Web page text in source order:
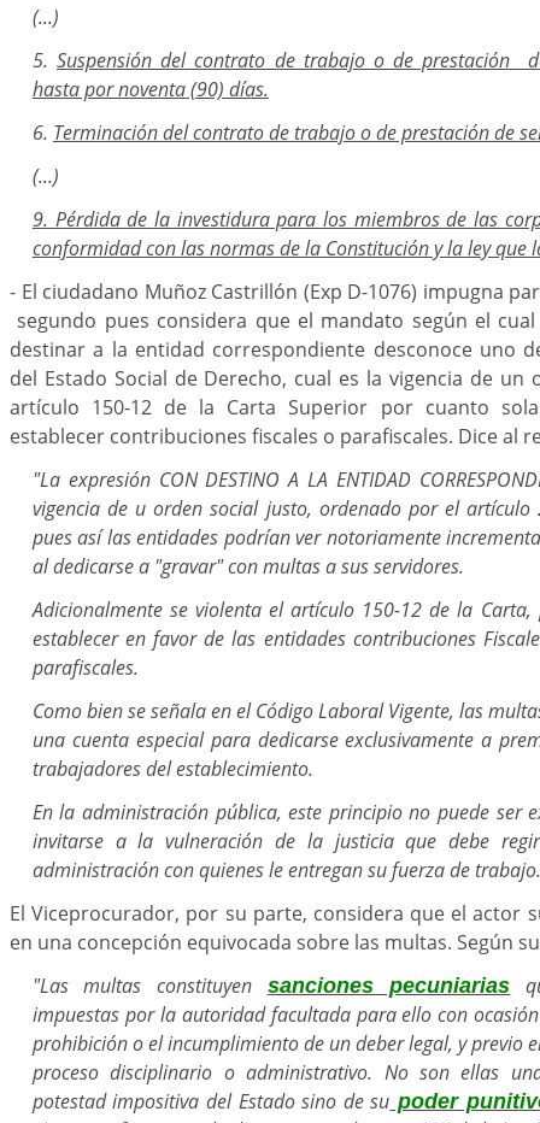
(...)
5.Suspensión del contrato de trabajo o de prestación
hasta por noventa (90) días.
6. Terminación del contrato de trabajo o de prestación de
(...)
9. Pérdida de la investidura para los miembros de las
conformidad con las normas de la Constitución y la ley que
- El ciudadano Muñoz Castrillón (Exp D-1076) impugna
segundo pues considera que el mandato según el
destinar a la entidad correspondiente desconoce uno
del Estado Social de Derecho, cual es la vigencia de un
artículo 150-12 de la Carta Superior por cuanto
establecer contribuciones fiscales o parafiscales. Dice al
"La expresión CON DESTINO A LA ENTIDAD
vigencia de u orden social justo, ordenado por el artículo
pues así las entidades podrían ver notoriamente
al dedicarse a "gravar" con multas a sus servidores.
Adicionalmente se violenta el artículo 150-12 de la
establecer en favor de las entidades contribuciones
parafiscales.
Como bien se señala en el Código Laboral Vigente, las
una cuenta especial para dedicarse exclusivamente a
trabajadores del establecimiento.
En la administración pública, este principio no puede ser
invitarse a la vulneración de la justicia que debe
administración con quienes le entregan su fuerza de
El Viceprocurador, por su parte, considera que el actor
en una concepción equivocada sobre las multas. Según
"Las multas constituyen sanciones pecuniarias
impuestas por la autoridad facultada para ello con
prohibición o el incumplimiento de un deber legal, y previo
proceso disciplinario o administrativo. No son ellas
potestad impositiva del Estado sino de su poder